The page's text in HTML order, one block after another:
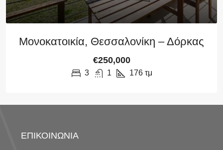
Μονοκατοικία, Θεσσαλονίκη – Δόρκας
€250,000
3 1 176 τμ
ΕΠΙΚΟΙΝΩΝΙΑ